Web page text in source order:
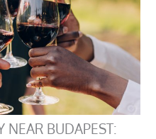
NEAR BUDAPEST: